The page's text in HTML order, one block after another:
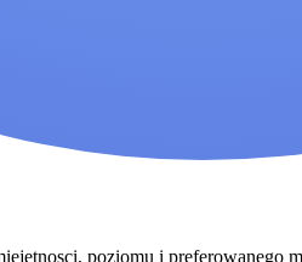
poziomu i preferowanego